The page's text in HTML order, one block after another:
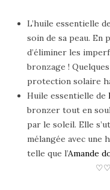
L’huile essentielle de
soin de sa peau.
d’éliminer les
bronzage !
protection solaire
Huile essentielle de
bronzer tout en
par le soleil. Elle
mélangée avec une
telle que l’Amande